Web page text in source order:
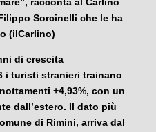
Sorcinelli che le ha
(ilCarlino)
di crescita
i turisti stranieri trainano
+4,93%, con un
dall’estero. Il dato più
di Rimini, arriva dal